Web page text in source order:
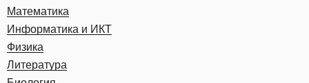
Математика
Информатика и ИКТ
Физика
Литература